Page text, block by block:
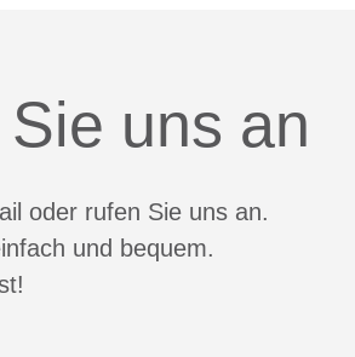
uns an
oder rufen Sie uns an.
und bequem.